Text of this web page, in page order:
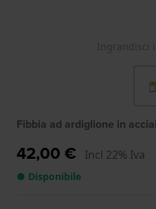
Ingrandisci
Fibbia ad ardiglione in
42,00 € Incl 22% Iva
● Disponibile